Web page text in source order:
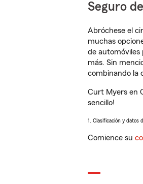
Seguro
Abróchese el
muchas
de automóviles
más. Sin
combinando la
Curt Myers en
sencillo!
1. Clasificación y datos
Comience su